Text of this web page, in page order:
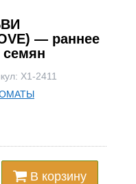
— раннее
семян
Х1-2411
В корзину